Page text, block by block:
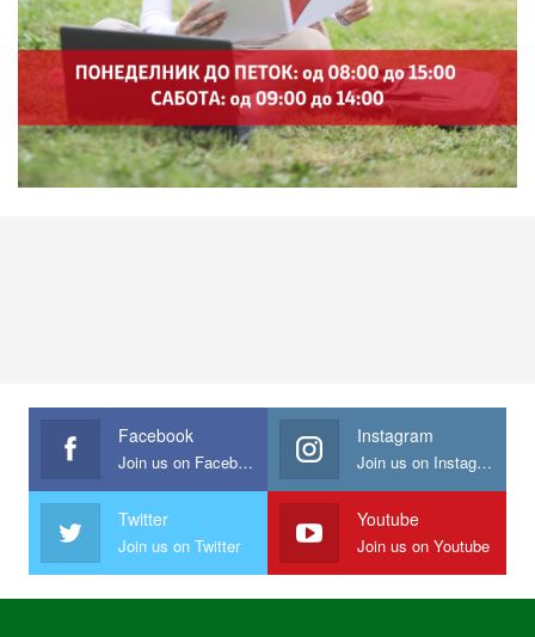
Facebook
Join us on Facebook
Instagram
Join us on Instagram
Twitter
Join us on Twitter
Youtube
Join us on Youtube